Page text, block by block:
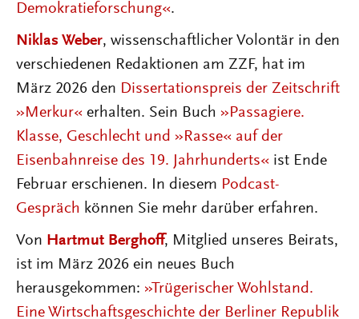
Demokratieforschung«.
Niklas Weber, wissenschaftlicher Volontär in den
verschiedenen Redaktionen am ZZF, hat im
März 2026 den Dissertationspreis der Zeitschrift
»Merkur« erhalten. Sein Buch »Passagiere.
Klasse, Geschlecht und »Rasse« auf der
Eisenbahnreise des 19. Jahrhunderts« ist Ende
Februar erschienen. In diesem Podcast-
Gespräch können Sie mehr darüber erfahren.
Von Hartmut Berghoff, Mitglied unseres Beirats,
ist im März 2026 ein neues Buch
herausgekommen: »Trügerischer Wohlstand.
Eine Wirtschaftsgeschichte der Berliner Republik